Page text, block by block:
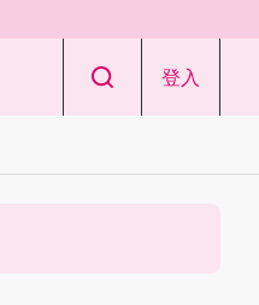
登入